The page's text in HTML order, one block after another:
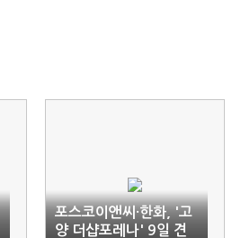
포스코이앤씨·한화, '고
양 더샵포레나' 9일 견